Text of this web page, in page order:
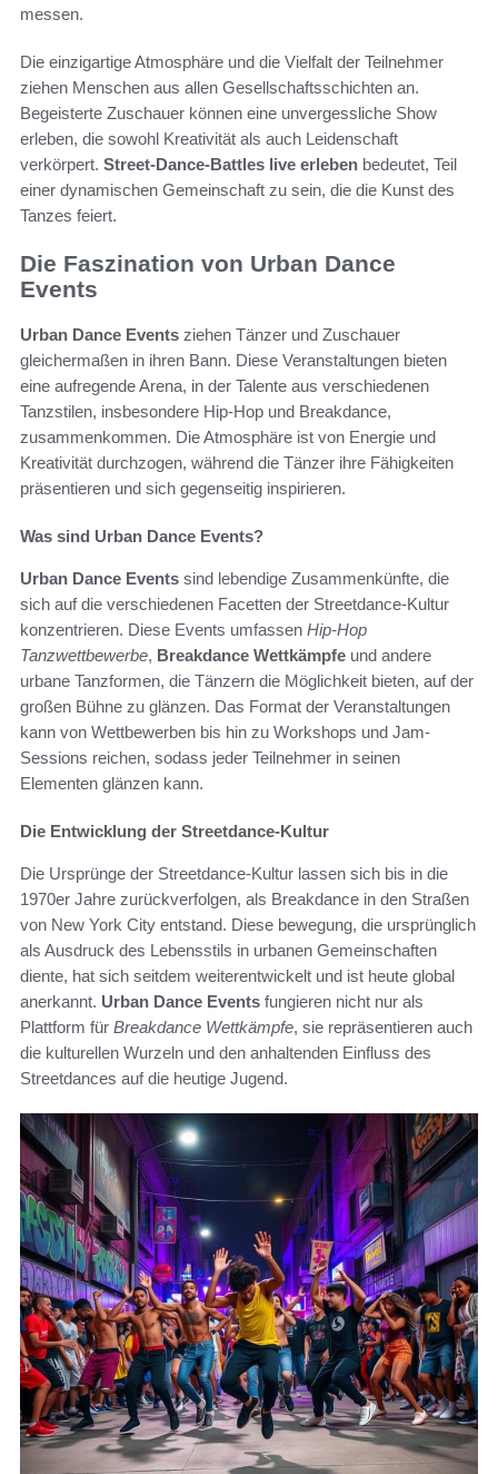
messen.
Die einzigartige Atmosphäre und die Vielfalt der Teilnehmer
ziehen Menschen aus allen Gesellschaftsschichten an.
Begeisterte Zuschauer können eine unvergessliche Show
erleben, die sowohl Kreativität als auch Leidenschaft
verkörpert. Street-Dance-Battles live erleben bedeutet, Teil
einer dynamischen Gemeinschaft zu sein, die die Kunst des
Tanzes feiert.
Die Faszination von Urban Dance
Events
Urban Dance Events ziehen Tänzer und Zuschauer
gleichermaßen in ihren Bann. Diese Veranstaltungen bieten
eine aufregende Arena, in der Talente aus verschiedenen
Tanzstilen, insbesondere Hip-Hop und Breakdance,
zusammenkommen. Die Atmosphäre ist von Energie und
Kreativität durchzogen, während die Tänzer ihre Fähigkeiten
präsentieren und sich gegenseitig inspirieren.
Was sind Urban Dance Events?
Urban Dance Events sind lebendige Zusammenkünfte, die
sich auf die verschiedenen Facetten der Streetdance-Kultur
konzentrieren. Diese Events umfassen Hip-Hop
Tanzwettbewerbe, Breakdance Wettkämpfe und andere
urbane Tanzformen, die Tänzern die Möglichkeit bieten, auf der
großen Bühne zu glänzen. Das Format der Veranstaltungen
kann von Wettbewerben bis hin zu Workshops und Jam-
Sessions reichen, sodass jeder Teilnehmer in seinen
Elementen glänzen kann.
Die Entwicklung der Streetdance-Kultur
Die Ursprünge der Streetdance-Kultur lassen sich bis in die
1970er Jahre zurückverfolgen, als Breakdance in den Straßen
von New York City entstand. Diese bewegung, die ursprünglich
als Ausdruck des Lebensstils in urbanen Gemeinschaften
diente, hat sich seitdem weiterentwickelt und ist heute global
anerkannt. Urban Dance Events fungieren nicht nur als
Plattform für Breakdance Wettkämpfe, sie repräsentieren auch
die kulturellen Wurzeln und den anhaltenden Einfluss des
Streetdances auf die heutige Jugend.